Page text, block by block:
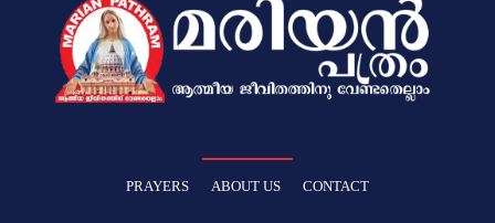
PRAYERS ABOUT US CONTACT